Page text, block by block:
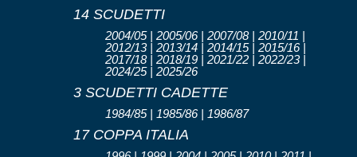
14 SCUDETTI
2004/05 | 2005/06 | 2007/08 | 2010/11 |
2012/13 | 2013/14 | 2014/15 | 2015/16 |
2017/18 | 2018/19 | 2021/22 | 2022/23 |
2024/25 | 2025/26
3 SCUDETTI CADETTE
1984/85 | 1985/86 | 1986/87
17 COPPA ITALIA